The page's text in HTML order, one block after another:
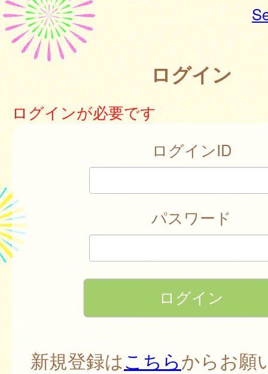
ログイン
ログインが必要です
ログインID
パスワード
新規登録はこちらからお願